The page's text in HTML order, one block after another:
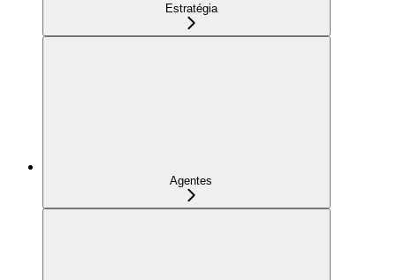
Estratégia
Agentes